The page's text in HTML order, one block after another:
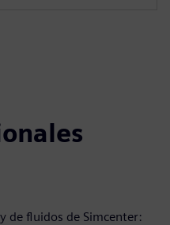
de fluidos de Simcenter: